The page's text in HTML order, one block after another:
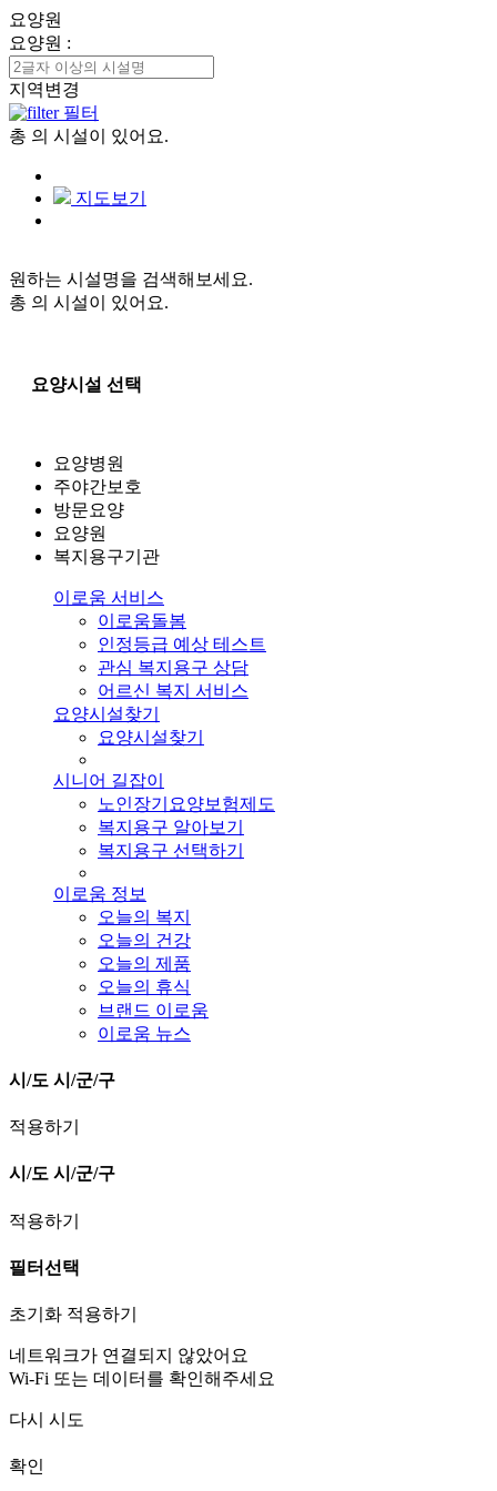
요양원
요양원 :
지역변경
필터
총 의 시설이 있어요.
지도보기
원하는 시설명을 검색해보세요.
총 의 시설이 있어요.
요양시설 선택
요양병원
주야간보호
방문요양
요양원
복지용구기관
이로움 서비스
이로움돌봄
인정등급 예상 테스트
관심 복지용구 상담
어르신 복지 서비스
요양시설찾기
요양시설찾기
시니어 길잡이
노인장기요양보험제도
복지용구 알아보기
복지용구 선택하기
이로움 정보
오늘의 복지
오늘의 건강
오늘의 제품
오늘의 휴식
브랜드 이로움
이로움 뉴스
시/도 시/군/구
적용하기
시/도 시/군/구
적용하기
필터선택
초기화 적용하기
네트워크가 연결되지 않았어요
Wi-Fi 또는 데이터를 확인해주세요
다시 시도
확인